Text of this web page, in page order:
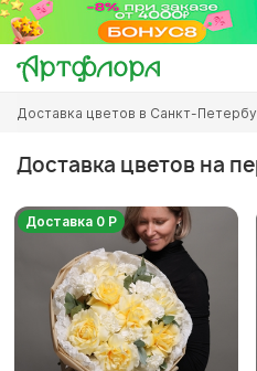
Перейти
основному
содержанию
Вы
здесь
Доставка цветов в Санкт-
Доставка цветов на
Доставка 0 Р